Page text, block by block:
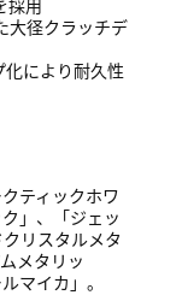
採用
大径クラッチデ
化により耐久性
ティックホワ
」、「ジェッ
リスタルメタ
メタリッ
マイカ」。